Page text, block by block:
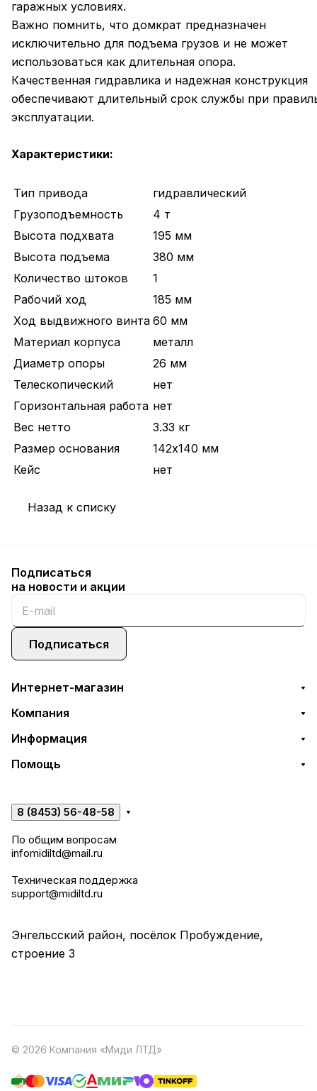
гаражных условиях.
Важно помнить, что домкрат предназначен
исключительно для подъема грузов и не может
использоваться как длительная опора.
Качественная гидравлика и надежная конструкция
обеспечивают длительный срок службы при
эксплуатации.
Характеристики:
Тип привода
гидравлический
Грузоподъемность
4 т
Высота подхвата
195 мм
Высота подъема
380 мм
Количество штоков
1
Рабочий ход
185 мм
Ход выдвижного винта 60 мм
Материал корпуса
металл
Диаметр опоры
26 мм
Телескопический
нет
Горизонтальная работа нет
Вес нетто
3.33 кг
Размер основания
142х140 мм
Кейс
нет
Назад к списку
Подписаться
на новости и акции
Подписаться
Интернет-магазин
Компания
Информация
Помощь
8 (8453) 56-48-58
По общим вопросам
infomidiltd@mail.ru
Техническая поддержка
support@midiltd.ru
Энгельсский район, посёлок Пробуждение,
строение 3
© 2026 Компания «Миди ЛТД»